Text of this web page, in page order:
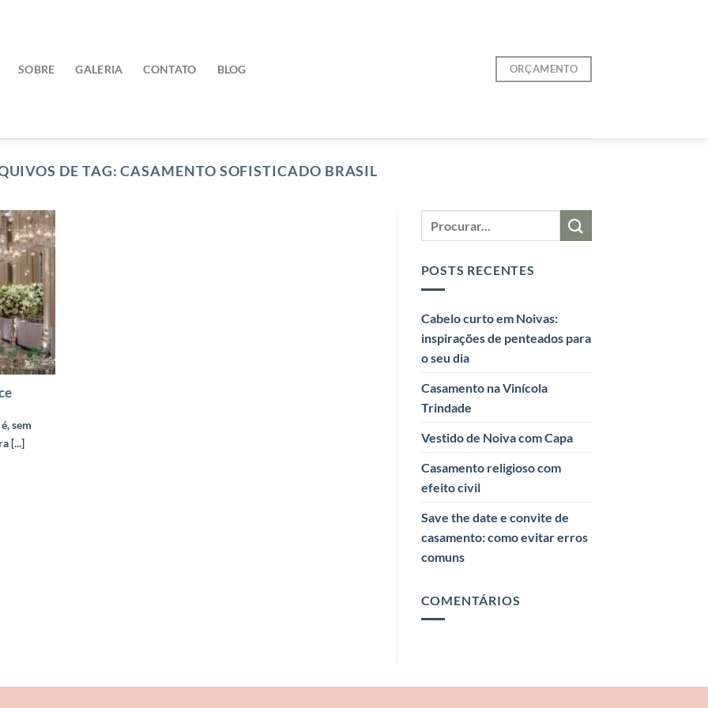
SOBRE GALERIA CONTATO BLOG ORÇAMENTO
DE TAG:CASAMENTO SOFISTICADO BRASIL
sem
[...]
POSTS RECENTES
Cabelo curto em Noivas:
inspirações de penteados para
o seu dia
Casamento na Vinícola
Trindade
Vestido de Noiva com Capa
Casamento religioso com
efeito civil
Save the date e convite de
casamento: como evitar erros
comuns
COMENTÁRIOS